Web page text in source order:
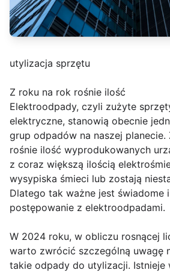
utylizacja sprzętu
Z roku na rok rośnie ilość
Elektroodpady, czyli zużyte
elektryczne, stanowią obecnie
grup odpadów na naszej planecie.
rośnie ilość wyprodukowanych
z coraz większą ilością
wysypiska śmieci lub zostają
Dlatego tak ważne jest świadome
postępowanie z elektroodpadami.
W 2024 roku, w obliczu rosnącej
warto zwrócić szczególną uwagę
takie odpady do utylizacji. Istnieje